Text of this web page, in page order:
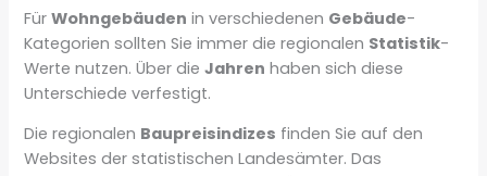
FürWohngebäuden in verschiedenen Gebäude-
Kategorien sollten Sie immer die regionalen Statistik-
Werte nutzen. Über dieJahren haben sich diese
Unterschiede verfestigt.
Die regionalen Baupreisindizes finden Sie auf den
Websites der statistischen Landesämter. Das